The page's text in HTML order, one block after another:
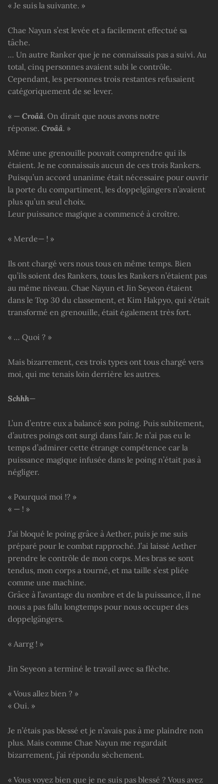
« Je suis la suivante. »
Chae Nayun s’est levée et a facilement effectué sa
tâche.
… Un autre Ranker que je ne connaissais pas a suivi. Au
total, cinq personnes avaient subi le contrôle.
Cependant, les personnes trois restantes refusaient
catégoriquement de se lever.
« — Croââ. On dirait que nous avons notre
réponse. Croââ. »
Même une grenouille pouvait comprendre qui ils
étaient. Je ne connaissais aucun de ces trois Rankers.
Puisqu’un accord unanime était nécessaire pour ouvrir
la porte du compartiment, les doppelgängers n’avaient
plus qu’un seul choix.
Leur puissance magique a commencé à croître.
« Merde— ! »
Ils ont chargé vers nous tous en même temps. Bien
qu’ils soient des Rankers, tous les Rankers n’étaient pas
au même niveau. Chae Nayun et Jin Seyeon étaient
dans le Top 30 du classement, et Kim Hakpyo, qui s’était
transformé en grenouille, était également très fort.
« … Quoi ? »
Mais bizarrement, ces trois types ont tous chargé vers
moi, qui me tenais loin derrière les autres.
Schhh—
L’un d’entre eux a balancé son poing. Puis subitement,
d’autres poings ont surgi dans l’air. Je n’ai pas eu le
temps d’admirer cette étrange compétence car la
puissance magique infusée dans le poing n’était pas à
négliger.
« Pourquoi moi !? »
« — ! »
J’ai bloqué le poing grâce à Aether, puis je me suis
préparé pour le combat rapproché. J’ai laissé Aether
prendre le contrôle de mon corps. Mes bras se sont
tendus, mon corps a tourné, et ma taille s’est pliée
comme une machine.
Grâce à l’avantage du nombre et de la puissance, il ne
nous a pas fallu longtemps pour nous occuper des
doppelgängers.
« Aarrg ! »
Jin Seyeon a terminé le travail avec sa flèche.
« Vous allez bien ? »
« Oui. »
Je n’étais pas blessé et je n’avais pas à me plaindre non
plus. Mais comme Chae Nayun me regardait
bizarrement, j’ai répondu sèchement.
« Vous voyez bien que je ne suis pas blessé ? Vous avez